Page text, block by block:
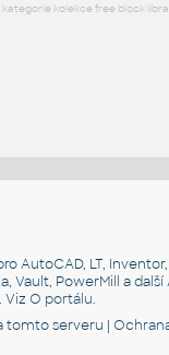
kolekce free block
AutoCAD, LT,
Vault, PowerMill a
VizO portálu.
tomto serveru |